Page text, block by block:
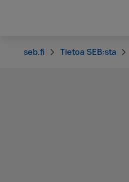
seb.fi Tietoa SEB:sta